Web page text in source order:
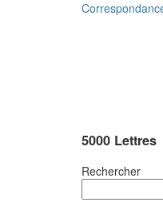
5000 Lettres
Rechercher